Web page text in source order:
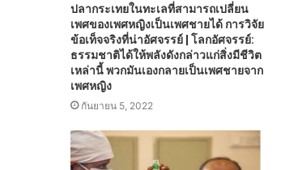
ปลากระเทยในทะเลที่สามารถเปลี่ยน
เพศของเพศหญิงเป็นเพศชายได้ การวิจัย
ข้อเท็จจริงที่น่าอัศจรรย์ | โลกอัศจรรย์:
ธรรมชาติได้ให้พลังดังกล่าวแก่สิ่งมีชีวิต
เหล่านี้ พวกมันเองกลายเป็นเพศชายจาก
เพศหญิง
กันยายน 5, 2022